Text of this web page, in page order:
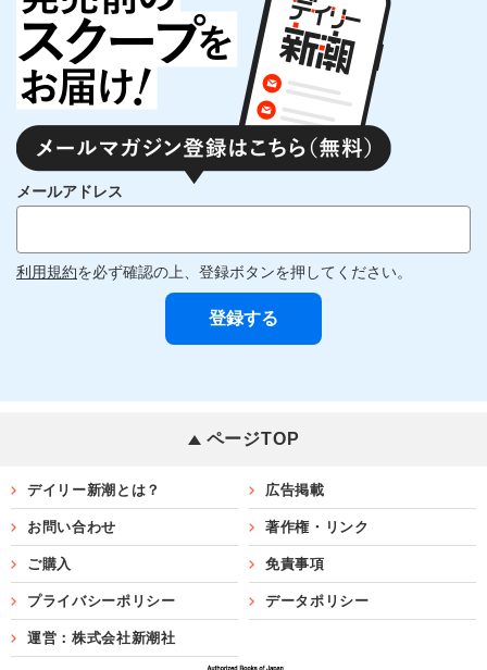
メールアドレス
利用規約を必ず確認の上、登録ボタンを押してください。
ページTOP
デイリー新潮とは？ 広告掲載
お問い合わせ 著作権・リンク
ご購入 免責事項
プライバシーポリシー データポリシー
運営：株式会社新潮社